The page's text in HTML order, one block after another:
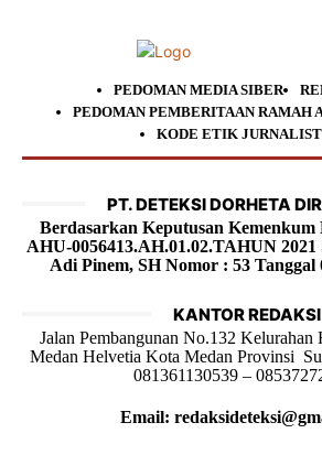
PEDOMAN MEDIA SIBER
PEDOMAN PEMBERITAAN RAMAH
KODE ETIK
PT. DETEKSI DORHETA
Berdasarkan Keputusan
AHU-0056413.AH.01.02.TAHUN 2021
Adi Pinem, SH Nomor : 53 Tanggal
KANTOR REDAKSI
Jalan Pembangunan No.132
Medan Helvetia Kota Medan Provinsi
081361130539 –
Email: